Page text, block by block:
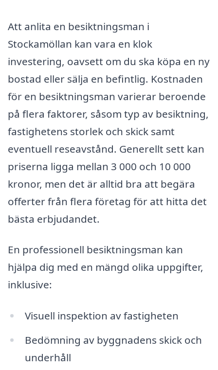
Att anlita en besiktningsman i
Stockamöllan kan vara en klok
investering, oavsett om du ska köpa en ny
bostad eller sälja en befintlig. Kostnaden
för en besiktningsman varierar beroende
på flera faktorer, såsom typ av besiktning,
fastighetens storlek och skick samt
eventuell reseavstånd. Generellt sett kan
priserna ligga mellan 3 000 och 10 000
kronor, men det är alltid bra att begära
offerter från flera företag för att hitta det
bästa erbjudandet.
En professionell besiktningsman kan
hjälpa dig med en mängd olika uppgifter,
inklusive:
Visuell inspektion av fastigheten
Bedömning av byggnadens skick och
underhåll